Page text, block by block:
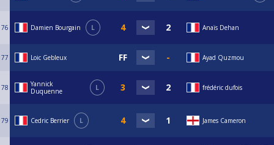
76 Damien Bourgain L Anaïs Dehan
77 Loic Gebleux Ayad Quzmou
78
Yannick
Duquenne
L frédéric dufois
79 Cedric Berrier L James Cameron